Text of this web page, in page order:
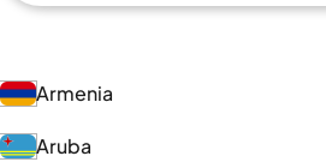
Armenia
Aruba